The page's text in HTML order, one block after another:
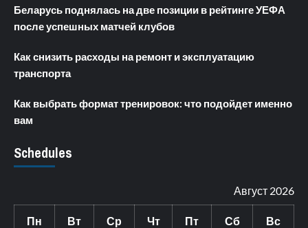
Беларусь поднялась на две позиции в рейтинге УЕФА
после успешных матчей клубов
Как снизить расходы на ремонт и эксплуатацию
транспорта
Как выбрать формат тренировок: что подойдет именно
вам
Schedules
Август 2026
Пн Вт Ср Чт Пт Сб Вс